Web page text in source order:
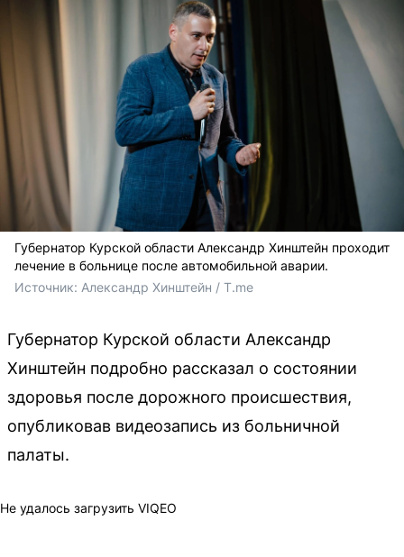
Губернатор Курской области Александр Хинштейн проходит
лечение в больнице после автомобильной аварии.
Источник: Александр Хинштейн / T.me
Губернатор Курской области Александр
Хинштейн подробно рассказал о состоянии
здоровья после дорожного происшествия,
опубликовав видеозапись из больничной
палаты.
Не удалось загрузить VIQEO